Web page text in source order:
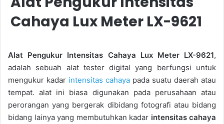
Cahaya Lux Meter LX-9621
Alat Pengukur Intensitas Cahaya Lux Meter LX-9621,
adalah sebuah alat tester digital yang berfungsi untuk
mengukur kadar intensitas cahaya pada suatu daerah atau
tempat. alat ini biasa digunakan pada perusahaan atau
perorangan yang bergerak dibidang fotografi atau bidang
bidang lainya yang membutuhkan kadar intensitas cahaya